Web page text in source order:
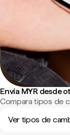
Envía MYR desde
Compara tipos de
Ver tipos de